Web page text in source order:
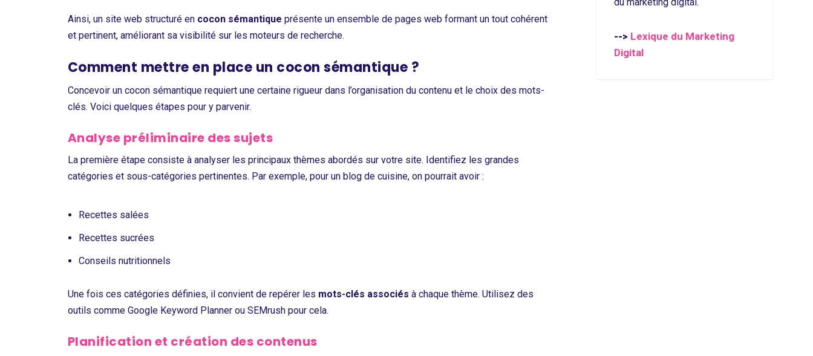
Ainsi, un site web structuré en cocon sémantique présente un ensemble de pages web formant un tout cohérent
et pertinent, améliorant sa visibilité sur les moteurs de recherche.
Comment mettre en place un cocon sémantique ?
Concevoir un cocon sémantique requiert une certaine rigueur dans l’organisation du contenu et le choix des mots-
clés. Voici quelques étapes pour y parvenir.
Analyse préliminaire des sujets
La première étape consiste à analyser les principaux thèmes abordés sur votre site. Identifiez les grandes
catégories et sous-catégories pertinentes. Par exemple, pour un blog de cuisine, on pourrait avoir :
Recettes salées
Recettes sucrées
Conseils nutritionnels
Une fois ces catégories définies, il convient de repérer les mots-clés associés à chaque thème. Utilisez des
outils comme Google Keyword Planner ou SEMrush pour cela.
Planification et création des contenus
--> Lexique du Marketing
Digital